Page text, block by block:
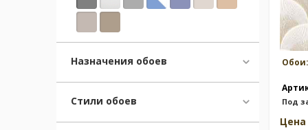
Назначения обоев
Стили обоев
Обои:
Под
Цена